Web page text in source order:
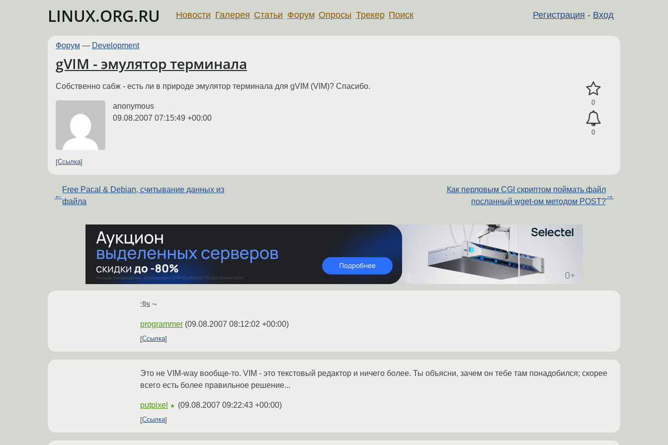
LINUX.ORG.RU Регистрация - Вход
Новости Галерея Статьи Форум Опросы Трекер Поиск
Форум — Development
gVIM - эмулятор терминала
0
0
Собственно сабж - есть ли в природе эмулятор терминала для gVIM (VIM)? Спасибо.
anonymous
09.08.2007 07:15:49 +00:00
Ссылка
←
Free Pacal & Debian, считывание данных из
файла
Как перловым CGI скриптом поймать файл
посланный wget-ом методом POST?
→
:!ls ~
programmer (09.08.2007 08:12:02 +00:00)
Ссылка
Это не VIM-way вообще-то. VIM - это текстовый редактор и ничего более. Ты объясни, зачем он тебе там понадобился; скорее
всего есть более правильное решение...
putpixel ★ (09.08.2007 09:22:43 +00:00)
Ссылка